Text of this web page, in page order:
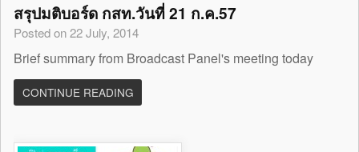
สรุปมติบอร์ด กสท.วันที่ 21 ก.ค.57
Posted on 22 July, 2014
Brief summary from Broadcast Panel's meeting today
CONTINUE READING